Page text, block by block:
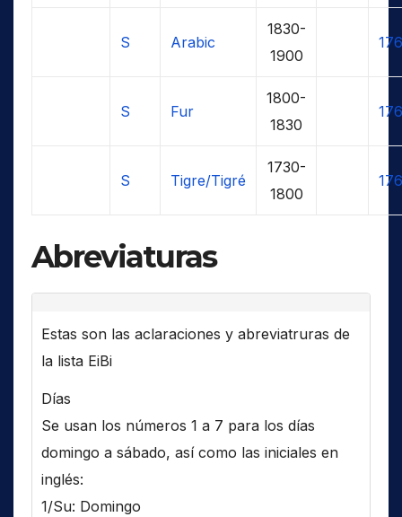
S Arabic
1830-
1900
S Fur
1800-
1830
S Tigre/Tigré
1730-
1800
Abreviaturas
Estas son las aclaraciones y abreviatruras de
la lista EiBi
Días
Se usan los números 1 a 7 para los días
domingo a sábado, así como las iniciales en
inglés:
1/Su: Domingo